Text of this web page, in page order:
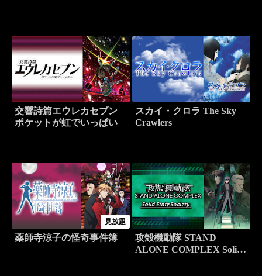
交響詩篇エウレカセブン
ポケットが虹でいっぱい
スカイ・クロラ The Sky
Crawlers
見放題
薬師寺涼子の怪奇事件簿
攻殻機動隊 STAND
ALONE COMPLEX Solid